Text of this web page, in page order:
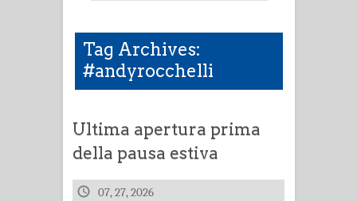
Tag Archives:
#andyrocchelli
Ultima apertura prima
della pausa estiva
07, 27, 2026